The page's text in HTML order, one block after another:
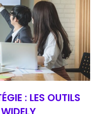
: LES OUTILS